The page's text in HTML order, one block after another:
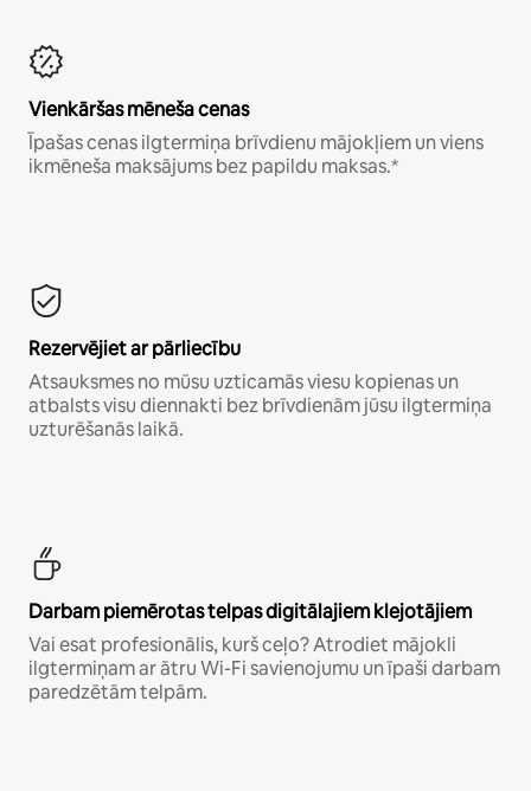
Vienkāršas mēneša cenas
Īpašas cenas ilgtermiņa brīvdienu mājokļiem un viens
ikmēneša maksājums bez papildu maksas.*
Rezervējiet ar pārliecību
Atsauksmes no mūsu uzticamās viesu kopienas un
atbalsts visu diennakti bez brīvdienām jūsu ilgtermiņa
uzturēšanās laikā.
Darbam piemērotas telpas digitālajiem klejotājiem
Vai esat profesionālis, kurš ceļo? Atrodiet mājokli
ilgtermiņam ar ātru Wi-Fi savienojumu un īpaši darbam
paredzētām telpām.